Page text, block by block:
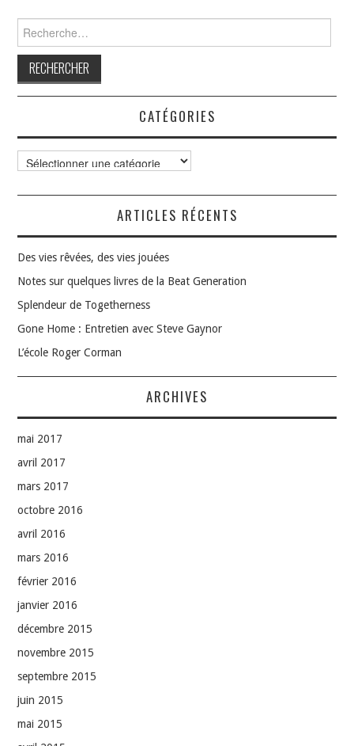
Rechercher :
CATÉGORIES
Catégories
ARTICLES RÉCENTS
Des vies rêvées, des vies jouées
Notes sur quelques livres de la Beat Generation
Splendeur de Togetherness
Gone Home : Entretien avec Steve Gaynor
L’école Roger Corman
ARCHIVES
mai 2017
avril 2017
mars 2017
octobre 2016
avril 2016
mars 2016
février 2016
janvier 2016
décembre 2015
novembre 2015
septembre 2015
juin 2015
mai 2015